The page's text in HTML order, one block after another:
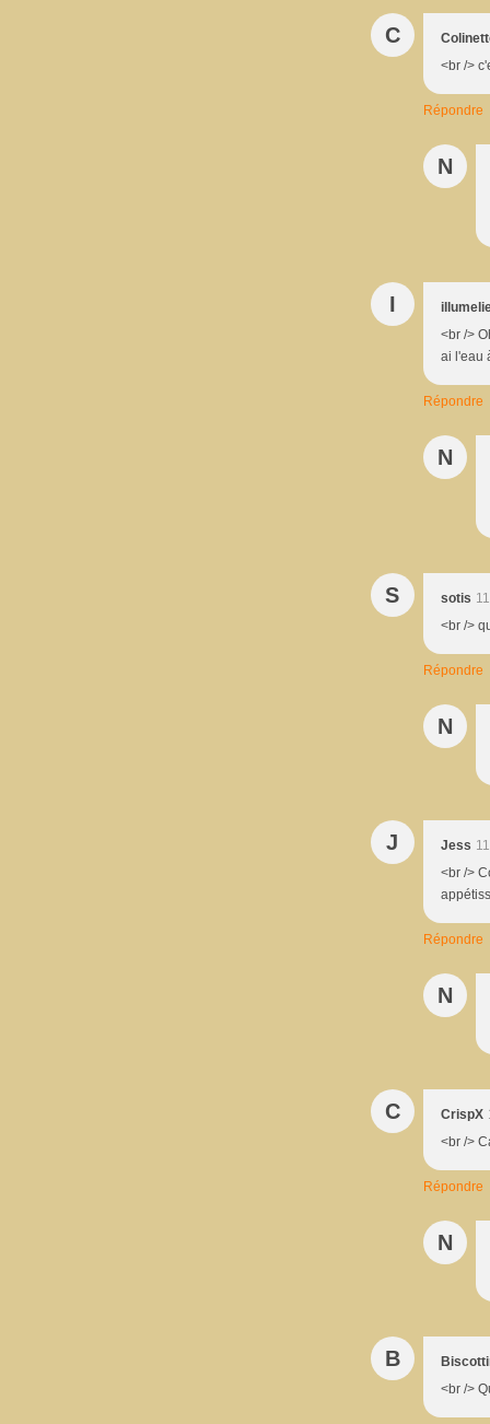
C
<br />
Répondre
N
I
<br />
ai l'eau
Répondre
N
S sotis
<br />
Répondre
N
J Jess
<br />
Répondre
N
C CrispX
<br />
Répondre
N
B
<br />